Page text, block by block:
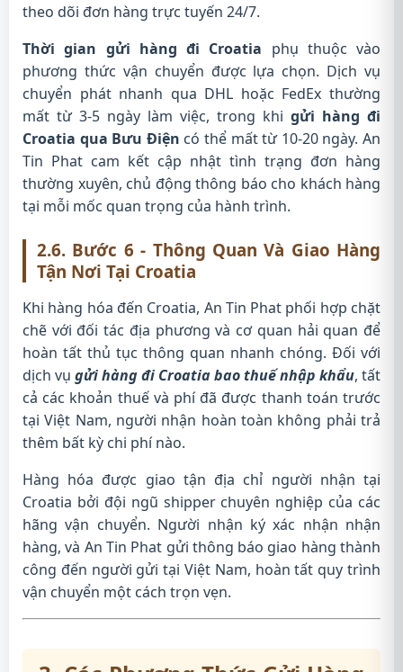
theo dõi đơn hàng trực tuyến 24/7.
Thời gian gửi hàng đi Croatia phụ thuộc vào
phương thức vận chuyển được lựa chọn. Dịch vụ
chuyển phát nhanh qua DHL hoặc FedEx thường
mất từ 3-5 ngày làm việc, trong khi gửi hàng đi
Croatia qua Bưu Điện có thể mất từ 10-20 ngày. An
Tin Phat cam kết cập nhật tình trạng đơn hàng
thường xuyên, chủ động thông báo cho khách hàng
tại mỗi mốc quan trọng của hành trình.
2.6. Bước 6 - Thông Quan Và Giao Hàng
Tận Nơi Tại Croatia
Khi hàng hóa đến Croatia, An Tin Phat phối hợp chặt
chẽ với đối tác địa phương và cơ quan hải quan để
hoàn tất thủ tục thông quan nhanh chóng. Đối với
dịch vụ gửi hàng đi Croatia bao thuế nhập khẩu, tất
cả các khoản thuế và phí đã được thanh toán trước
tại Việt Nam, người nhận hoàn toàn không phải trả
thêm bất kỳ chi phí nào.
Hàng hóa được giao tận địa chỉ người nhận tại
Croatia bởi đội ngũ shipper chuyên nghiệp của các
hãng vận chuyển. Người nhận ký xác nhận nhận
hàng, và An Tin Phat gửi thông báo giao hàng thành
công đến người gửi tại Việt Nam, hoàn tất quy trình
vận chuyển một cách trọn vẹn.